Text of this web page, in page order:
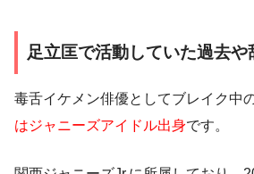
足立匡で活動していた過去や
毒舌イケメン俳優としてブレイク中
はジャニーズアイドル出身です。